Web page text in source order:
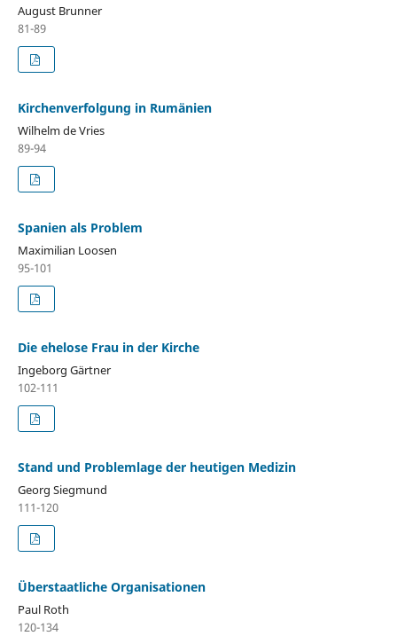
August Brunner
81-89
Kirchenverfolgung in Rumänien
Wilhelm de Vries
89-94
Spanien als Problem
Maximilian Loosen
95-101
Die ehelose Frau in der Kirche
Ingeborg Gärtner
102-111
Stand und Problemlage der heutigen Medizin
Georg Siegmund
111-120
Überstaatliche Organisationen
Paul Roth
120-134